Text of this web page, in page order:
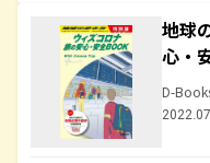
地球
心・
D-